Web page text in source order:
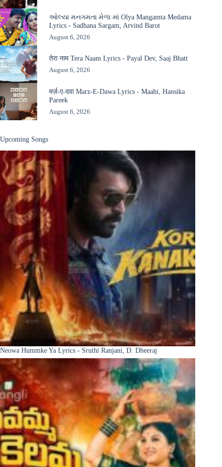
ઓલ્યા મનગમતા મેળા માં Olya Mangamta Medama
Lyrics - Sadhana Sargam, Arvind Barot
August 6, 2026
तेरा नाम Tera Naam Lyrics - Payal Dev, Saaj Bhatt
August 6, 2026
मर्ज़-ए-दवा Marz-E-Dawa Lyrics - Maahi, Hansika
Pareek
August 6, 2026
Upcoming Songs
Neowa Hummke Ya Lyrics - Sruthi Ranjani, D. Dheeraj